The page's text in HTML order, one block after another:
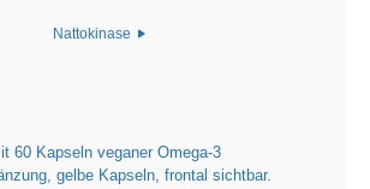
Nattokinase